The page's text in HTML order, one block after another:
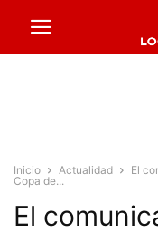
Inicio Actualidad
El
Copa de...
El